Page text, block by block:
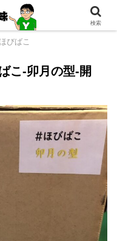
びばこ
こ-卯月の型-開
検索